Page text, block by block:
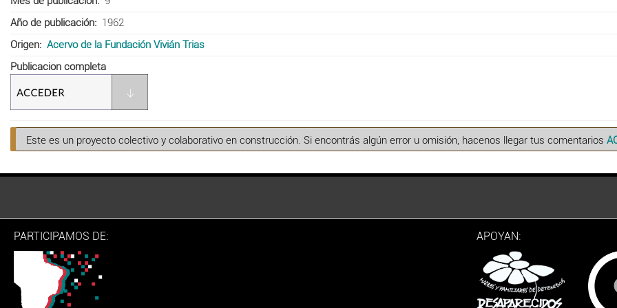
Año de publicación
1962
Origen
Acervo de la Fundación Vivián Trias
Publicacion completa
Este es un proyecto colectivo y colaborativo en construcción. Si encontrás algún error u omisión, hacenos llegar tus comentarios
PARTICIPAMOS DE: APOYAN: